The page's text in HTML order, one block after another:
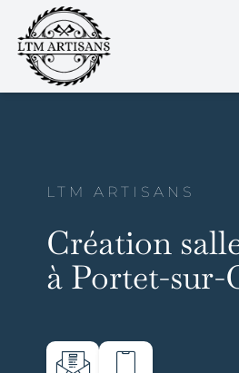
```html```
content
LTM ARTISANS
Création
à Portet-sur-